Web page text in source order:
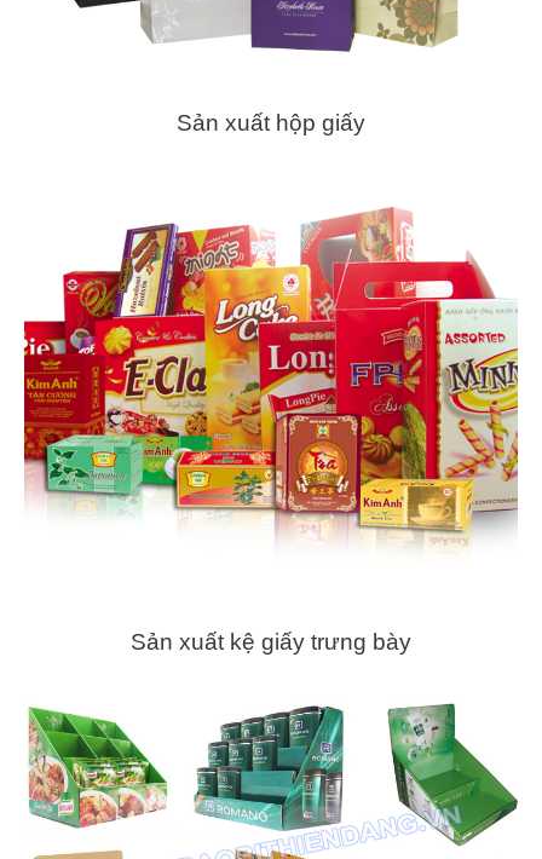
Sản xuất hộp giấy
Sản xuất kệ giấy trưng bày